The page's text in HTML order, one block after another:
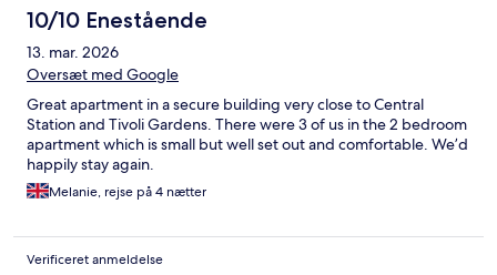
10/10 Enestående
13. mar. 2026
Oversæt med Google
Great apartment in a secure building very close to Central
Station and Tivoli Gardens. There were 3 of us in the 2 bedroom
apartment which is small but well set out and comfortable. We’d
happily stay again.
Melanie, rejse på 4 nætter
Verificeret anmeldelse